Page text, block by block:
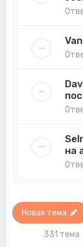
на
Новая тема
331 тема